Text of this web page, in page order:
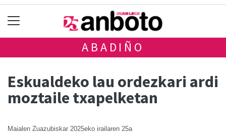
ABADIÑO
Eskualdeko lau ordezkari ardi
moztaile txapelketan
Maialen Zuazubiskar 2025eko irailaren 25a